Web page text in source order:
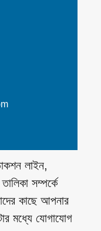
লাইন,
সম্পর্কে
কাছে আপনার
মধ্যে যোগাযোগ